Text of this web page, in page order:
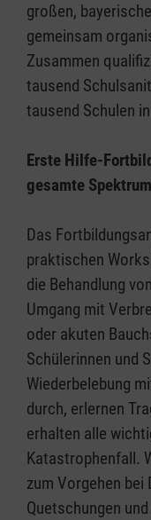
großen,
gemeinsam
Zusammen
tausend
tausend Schulen
Erste Hilfe-
gesamte
Das
praktischen
die Behandlung
Umgang mit
oder akuten
Schülerinnen und
Wiederbelebung
durch, erlernen
erhalten alle
Katastrophenfall.
zum Vorgehen
Quetschungen